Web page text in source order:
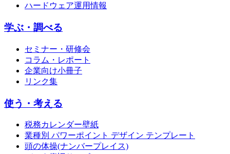
ハードウェア運用情報
学ぶ・調べる
セミナー・研修会
コラム・レポート
企業向け小冊子
リンク集
使う・考える
税務カレンダー壁紙
業種別 パワーポイント デザイン テンプレート
頭の体操(ナンバープレイス)